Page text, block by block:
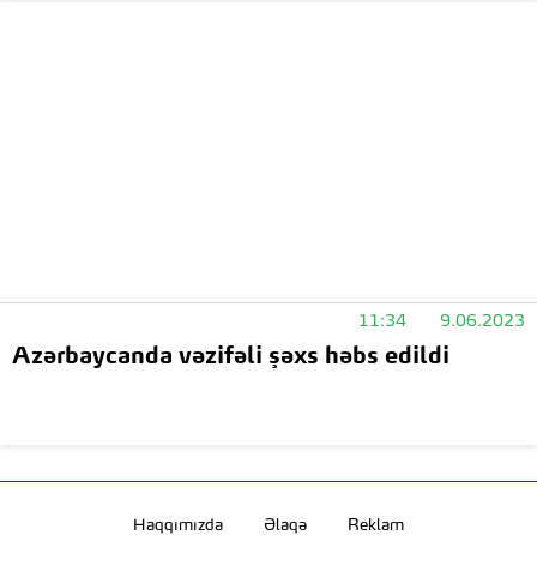
11:34 9.06.2023
Azərbaycanda vəzifəli şəxs həbs edildi
Haqqımızda Əlaqə Reklam